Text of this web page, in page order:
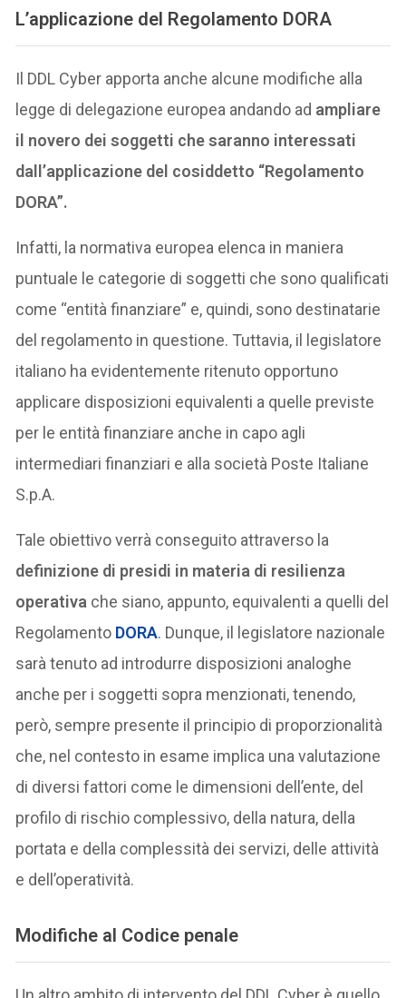
L’applicazione del Regolamento DORA
Il DDL Cyber apporta anche alcune modifiche alla
legge di delegazione europea andando ad ampliare
il novero dei soggetti che saranno interessati
dall’applicazione del cosiddetto “Regolamento
DORA”.
Infatti, la normativa europea elenca in maniera
puntuale le categorie di soggetti che sono qualificati
come “entità finanziare” e, quindi, sono destinatarie
del regolamento in questione. Tuttavia, il legislatore
italiano ha evidentemente ritenuto opportuno
applicare disposizioni equivalenti a quelle previste
per le entità finanziare anche in capo agli
intermediari finanziari e alla società Poste Italiane
S.p.A.
Tale obiettivo verrà conseguito attraverso la
definizione di presidi in materia di resilienza
operativa che siano, appunto, equivalenti a quelli del
Regolamento DORA. Dunque, il legislatore nazionale
sarà tenuto ad introdurre disposizioni analoghe
anche per i soggetti sopra menzionati, tenendo,
però, sempre presente il principio di proporzionalità
che, nel contesto in esame implica una valutazione
di diversi fattori come le dimensioni dell’ente, del
profilo di rischio complessivo, della natura, della
portata e della complessità dei servizi, delle attività
e dell’operatività.
Modifiche al Codice penale